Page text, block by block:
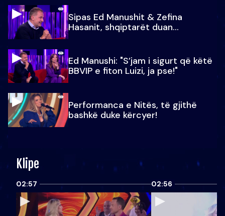
Sipas Ed Manushit & Zefina
Hasanit, shqiptarët duan...
Ed Manushi: "S’jam i sigurt që këtë
BBVIP e fiton Luizi, ja pse!"
Performanca e Nitës, të gjithë
bashkë duke kërcyer!
Klipe
02:57 02:56